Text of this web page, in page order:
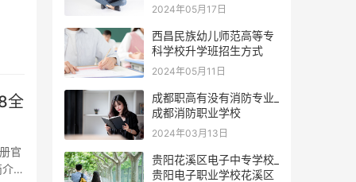
全
成
2024年05月17日
西昌民族幼儿师范高等专
科学校升学班招生方式
2024年05月11日
成都职高有没有消防专业_
成都消防职业学校
2024年03月13日
贵阳花溪区电子中专学校_
贵阳电子职业学校花溪区